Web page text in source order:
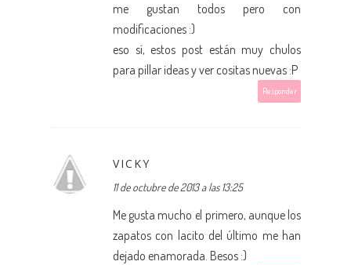
me gustan todos pero con
modificaciones :)
eso sí, estos post están muy chulos
para pillar ideas y ver cositas nuevas :P
Responder
VICKY
11 de octubre de 2013 a las 13:25
Me gusta mucho el primero, aunque los
zapatos con lacito del último me han
dejado enamorada. Besos :)